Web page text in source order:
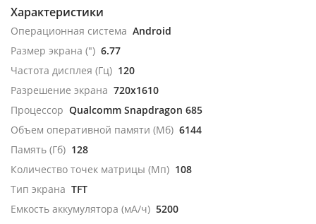
Характеристики
Операционная система Android
Размер экрана (") 6.77
Частота дисплея (Гц) 120
Разрешение экрана 720x1610
Процессор Qualcomm Snapdragon 685
Объем оперативной памяти (Мб) 6144
Память (Гб) 128
Количество точек матрицы (Мп) 108
Тип экрана TFT
Емкость аккумулятора (мА/ч) 5200